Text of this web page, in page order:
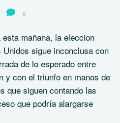
0
mañana, la eleccion
sigue inconclusa con
de lo esperado entre
y con el triunfo en manos de
que siguen contando las
que podría alargarse